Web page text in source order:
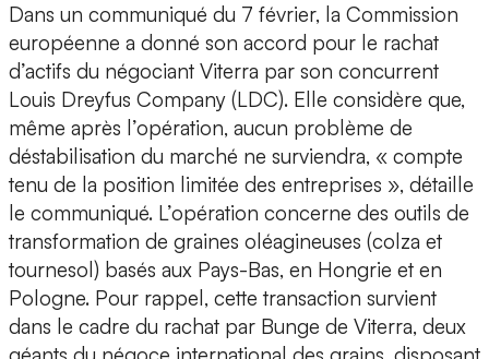
Dans un communiqué du 7 février, la Commission
européenne a donné son accord pour le rachat
d’actifs du négociant Viterra par son concurrent
Louis Dreyfus Company (LDC). Elle considère que,
même après l’opération, aucun problème de
déstabilisation du marché ne surviendra, « compte
tenu de la position limitée des entreprises », détaille
le communiqué. L’opération concerne des outils de
transformation de graines oléagineuses (colza et
tournesol) basés aux Pays-Bas, en Hongrie et en
Pologne. Pour rappel, cette transaction survient
dans le cadre du rachat par Bunge de Viterra, deux